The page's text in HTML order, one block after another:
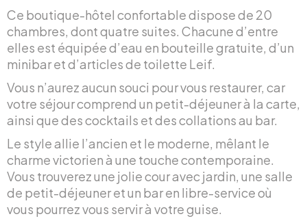
Ce boutique-hôtel confortable dispose de 20
chambres, dont quatre suites. Chacune d’entre
elles est équipée d’eau en bouteille gratuite, d’un
minibar et d’articles de toilette Leif.
Vous n’aurez aucun souci pour vous restaurer, car
votre séjour comprend un petit-déjeuner à la carte,
ainsi que des cocktails et des collations au bar.
Le style allie l’ancien et le moderne, mêlant le
charme victorien à une touche contemporaine.
Vous trouverez une jolie cour avec jardin, une salle
de petit-déjeuner et un bar en libre-service où
vous pourrez vous servir à votre guise.